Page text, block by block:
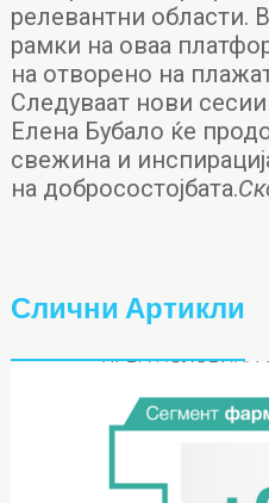
релевантни области.
рамки на оваа
на отворено на
Следуваат нови
Елена Бубало ќе
свежина и
на добросостојбата.
Слични Артикли